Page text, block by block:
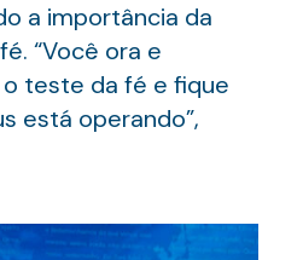
a importância da
“Você ora e
teste da fé e fique
está operando”,